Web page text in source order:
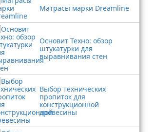
Матрасы марки Dreamline
Основит Техно: обзор
штукатурки для
выравнивания стен
Выбор технических
пропиток для
конструкционной
древесины